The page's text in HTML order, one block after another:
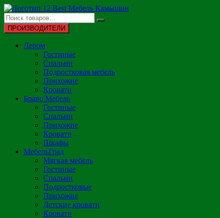
Перейти
к
содержимому
ПРОИЗВОДИТЕЛИ
Лером
Гостиные
Спальни
Подростковая мебель
Прихожие
Кровати
Браво Мебель
Гостиные
Спальни
Прихожие
Кровати
Шкафы
МебельГрад
Мягкая мебель
Гостиные
Спальни
Подростковые
Прихожие
Детские кровати
Кровати